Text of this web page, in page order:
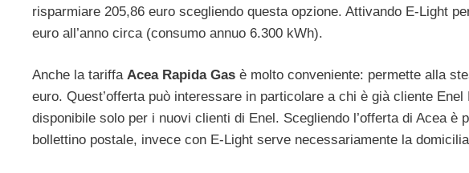
risparmiare 205,86 euro scegliendo questa opzione. Attivando E-Light
euro all’anno circa (consumo annuo 6.300 kWh).
Anche la tariffa Acea Rapida Gas è molto conveniente: permette alla
euro. Quest’offerta può interessare in particolare a chi è già cliente
disponibile solo per i nuovi clienti di Enel. Scegliendo l’offerta di Acea è
bollettino postale, invece con E-Light serve necessariamente la